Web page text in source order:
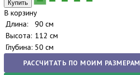
В корзину
Длина:
90 см
Высота: 112 см
Глубина: 50 см
РАССЧИТАТЬ ПО МОИМ РАЗМЕРАМ